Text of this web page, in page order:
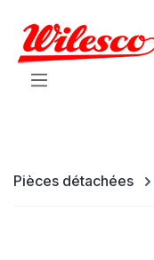
Passer au contenu
Pièces détachées